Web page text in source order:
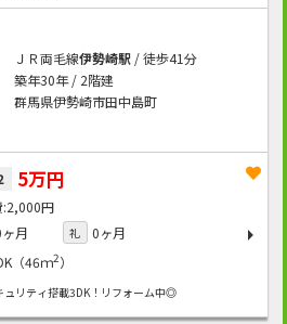
ＪＲ両毛線伊勢崎駅/ 徒歩41分
築年30年 / 2階建
群馬県伊勢崎市田中島町
5万円
2,000円
月 礼
0ヶ月
（46ｍ2）
リティ搭載3DK！リフォーム中◎